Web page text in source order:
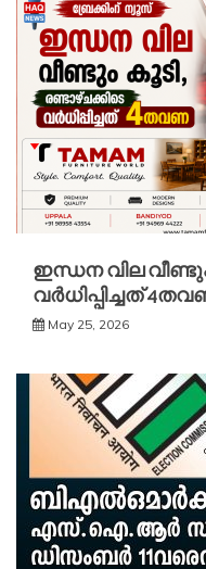
ഇന്ധന വില
വർധിപ്പിച്ചത്
May 25, 2026